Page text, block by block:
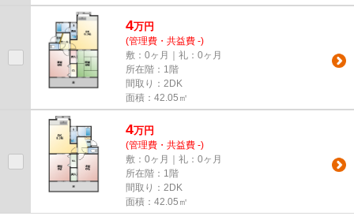
4万円
(管理費・共益費 -)
敷：0ヶ月｜礼：0ヶ月
所在階：1階
間取り：2DK
面積：42.05㎡
4万円
(管理費・共益費 -)
敷：0ヶ月｜礼：0ヶ月
所在階：1階
間取り：2DK
面積：42.05㎡